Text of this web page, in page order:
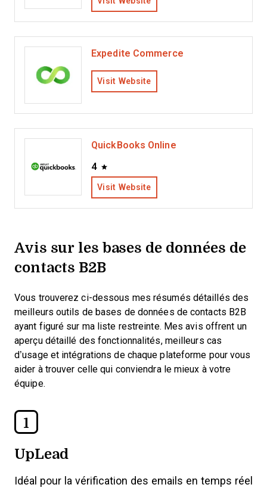
Expedite Commerce
Visit Website
QuickBooks Online
4
Visit Website
Avis sur les bases de données de
contacts B2B
Vous trouverez ci-dessous mes résumés détaillés des
meilleurs outils de bases de données de contacts B2B
ayant figuré sur ma liste restreinte. Mes avis offrent un
aperçu détaillé des fonctionnalités, meilleurs cas
d’usage et intégrations de chaque plateforme pour vous
aider à trouver celle qui conviendra le mieux à votre
équipe.
1
UpLead
Idéal pour la vérification des emails en temps réel